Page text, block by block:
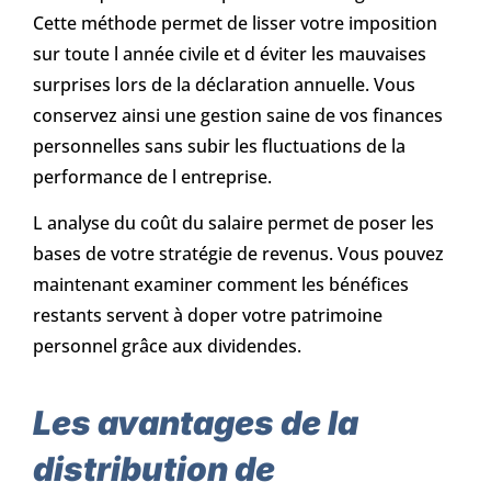
Cette méthode permet de lisser votre imposition
sur toute l année civile et d éviter les mauvaises
surprises lors de la déclaration annuelle. Vous
conservez ainsi une gestion saine de vos finances
personnelles sans subir les fluctuations de la
performance de l entreprise.
L analyse du coût du salaire permet de poser les
bases de votre stratégie de revenus. Vous pouvez
maintenant examiner comment les bénéfices
restants servent à doper votre patrimoine
personnel grâce aux dividendes.
Les avantages de la
distribution de